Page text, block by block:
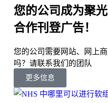
您的公司成为聚
合作刊登广告！
您的公司需要网站、网上
吗？请联系我们的团队
更多信息